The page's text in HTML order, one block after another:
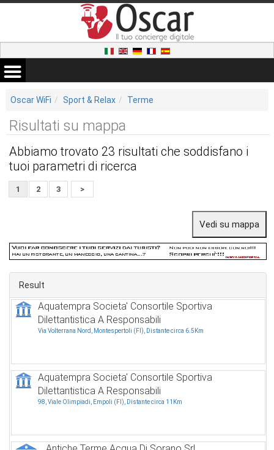
Oscar WiFi Sport & Relax Terme
Risultati su mappa
Abbiamo trovato 23 risultati che soddisfano i
tuoi parametri di ricerca
1 2 3 >
Result
Aquatempra Societa' Consortile Sportiva
Dilettantistica A Responsabili
Via Volterrana Nord, Montespertoli (FI), Distante circa 6.5Km
Aquatempra Societa' Consortile Sportiva
Dilettantistica A Responsabili
98, Viale Olimpiadi, Empoli (FI), Distante circa 11Km